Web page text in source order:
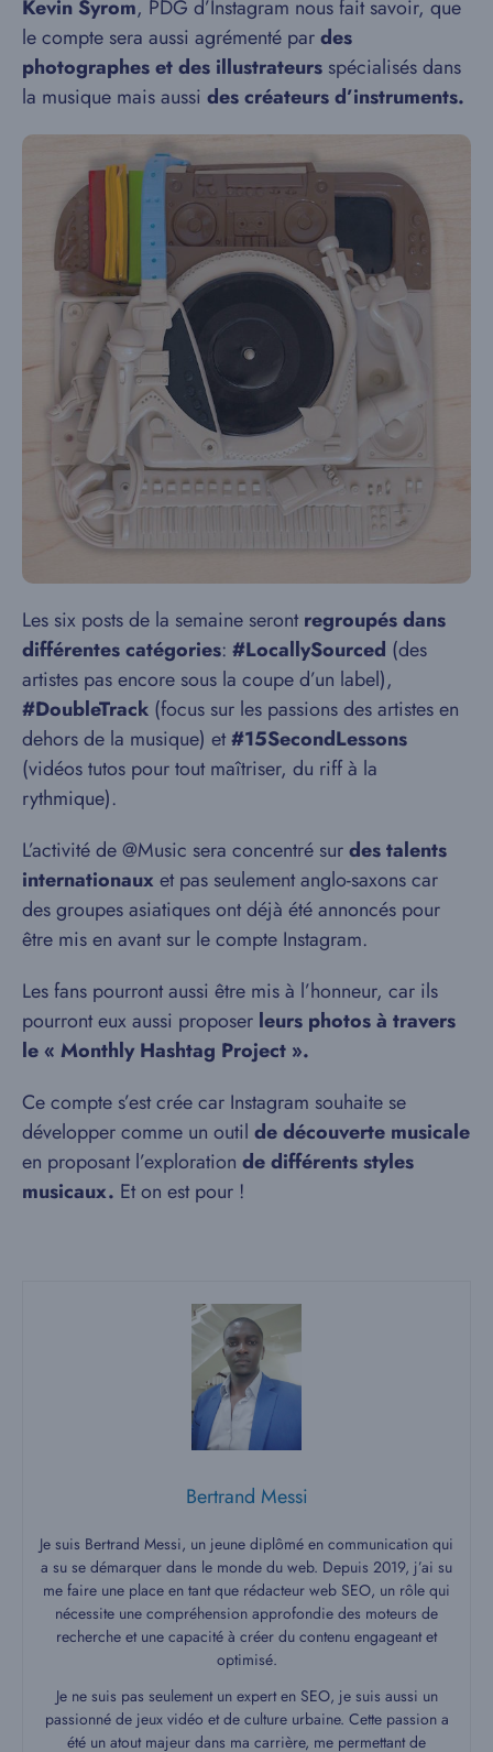
Kevin Syrom, PDG d’Instagram nous fait savoir, que
le compte sera aussi agrémenté pardes
photographes et des illustrateurs spécialisés dans
la musique mais aussi des créateurs d’instruments.
Les six posts de la semaine serontregroupés dans
différentes catégories: #LocallySourced (des
artistes pas encore sous la coupe d’un label),
#DoubleTrack (focus sur les passions des artistes en
dehors de la musique) et#15SecondLessons
(vidéos tutos pour tout maîtriser, du riff à la
rythmique).
L’activité de @Music sera concentré surdes talents
internationaux et pas seulement anglo-saxons car
des groupes asiatiques ont déjà été annoncés pour
être mis en avant sur le compte Instagram.
Les fans pourront aussi être mis à l’honneur, car ils
pourront eux aussi proposer leurs photos à travers
le « Monthly Hashtag Project ».
Ce compte s’est crée car Instagram souhaite se
développer comme un outil de découverte musicale
en proposant l’exploration de différents styles
musicaux. Et on est pour !
Bertrand Messi
Je suis Bertrand Messi, un jeune diplômé en communication qui
a su se démarquer dans le monde du web. Depuis 2019, j’ai su
me faire une place en tant que rédacteur web SEO, un rôle qui
nécessite une compréhension approfondie des moteurs de
recherche et une capacité à créer du contenu engageant et
optimisé.
Je ne suis pas seulement un expert en SEO, je suis aussi un
passionné de jeux vidéo et de culture urbaine. Cette passion a
été un atout majeur dans ma carrière, me permettant de